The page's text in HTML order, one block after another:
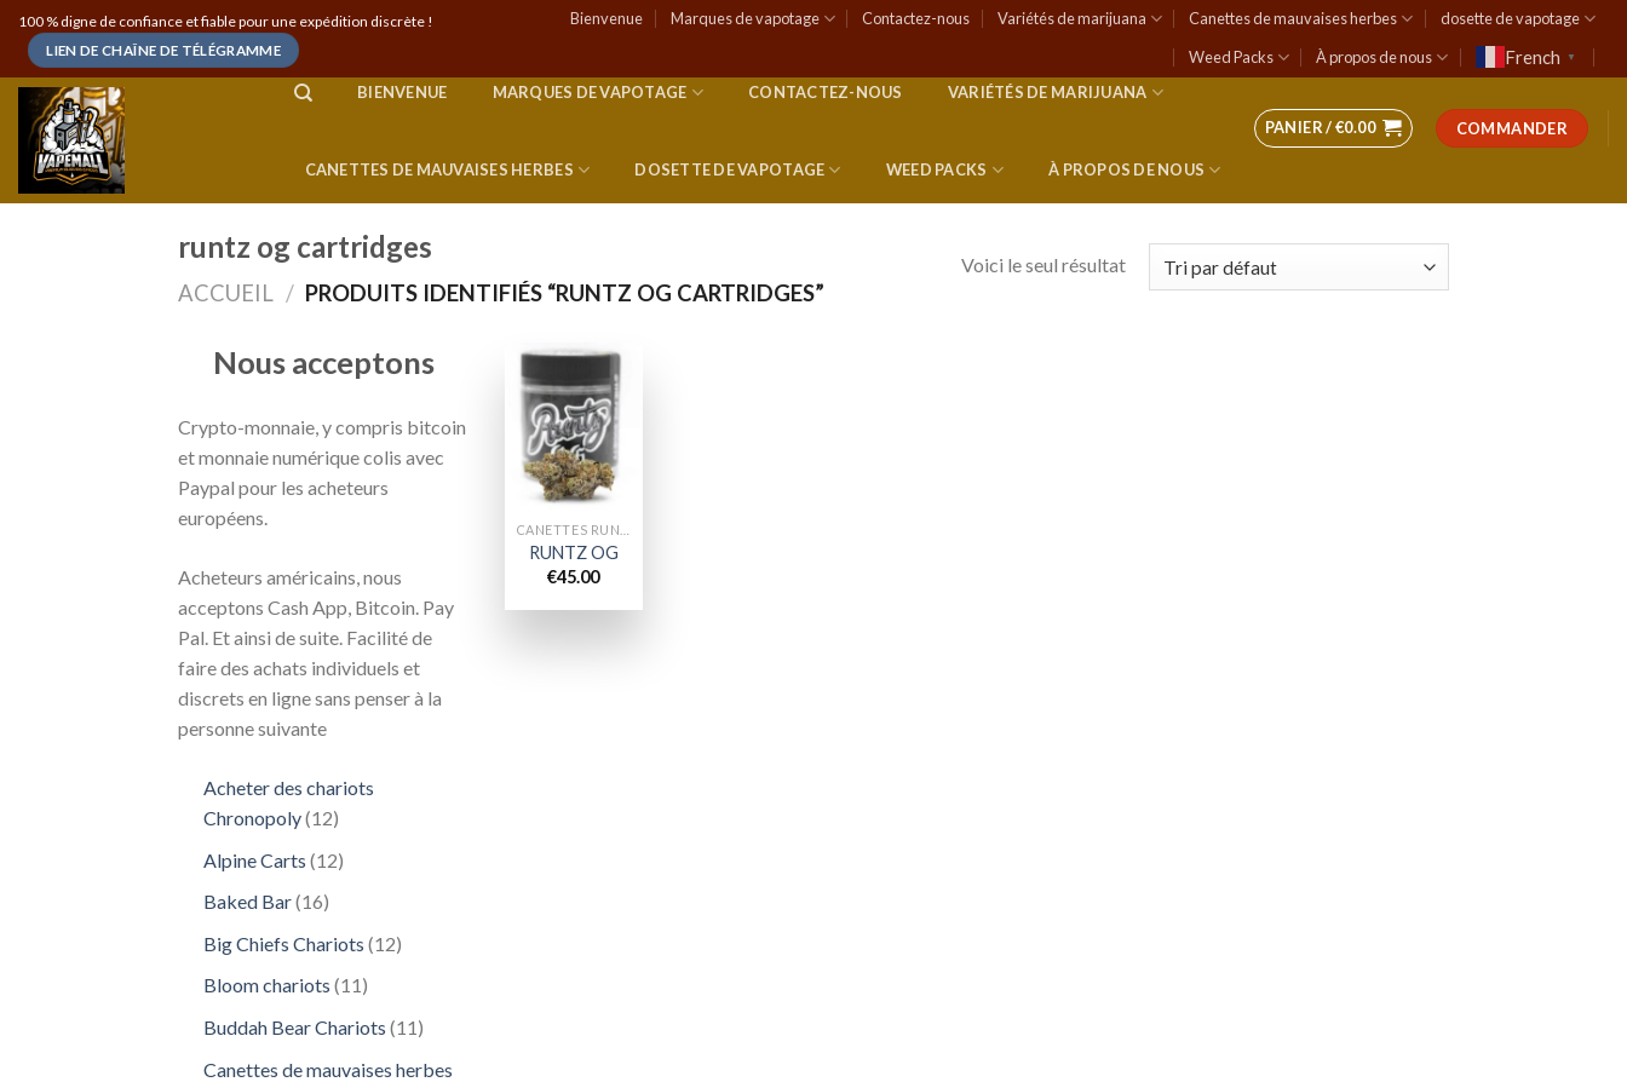
Skip
content
100 % digne de confiance et fiable pour une expédition discrète !
LIEN DE CHAÎNE DE TÉLÉGRAMME
Bienvenue Marques de vapotage Contactez-nous Variétés de marijuana Canettes de mauvaises herbes
dosette de vapotage
Weed Packs
À propos de nous French ▼
BIENVENUE MARQUES DE VAPOTAGE CONTACTEZ-NOUS VARIÉTÉS DE MARIJUANA
CANETTES DE MAUVAISES HERBES DOSETTE DE VAPOTAGE WEED PACKS À PROPOS DE NOUS
PANIER /€0.00 COMMANDER
runtz og cartridges
ACCUEIL / PRODUITS IDENTIFIÉS “RUNTZ OG CARTRIDGES”
Voici le seul résultat
Nous acceptons
Crypto-monnaie, y compris bitcoin
et monnaie numérique colis avec
Paypal pour les acheteurs
européens.
Acheteurs américains, nous
acceptons Cash App, Bitcoin. Pay
Pal. Et ainsi de suite. Facilité de
faire des achats individuels et
discrets en ligne sans penser à la
personne suivante
Acheter des chariots
Chronopoly 1212
Alpine Carts 1212
Baked Bar 1616
Big Chiefs Chariots 1212
Bloom chariots 1111
Buddah Bear Chariots 1111
Canettes de mauvaises herbes
Add to
wishlist
RUNTZ OG
€45.00